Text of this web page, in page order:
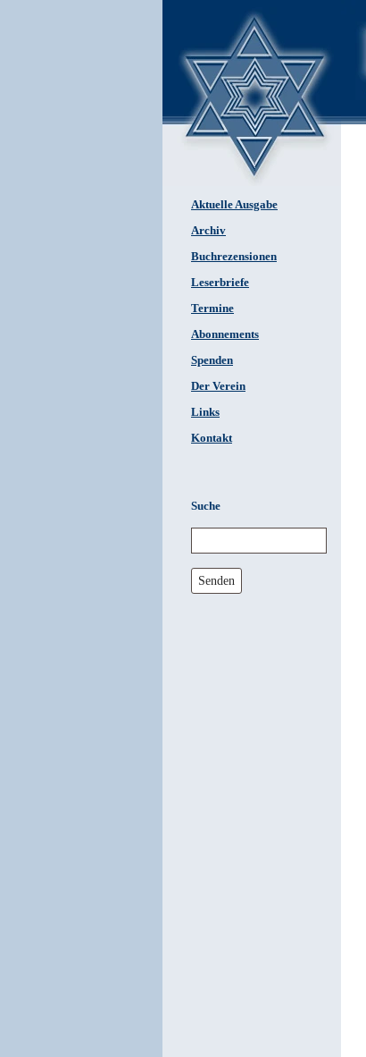
Aktuelle Ausgabe
Archiv
Buchrezensionen
Leserbriefe
Termine
Abonnements
Spenden
Der Verein
Links
Kontakt
Suche
Senden